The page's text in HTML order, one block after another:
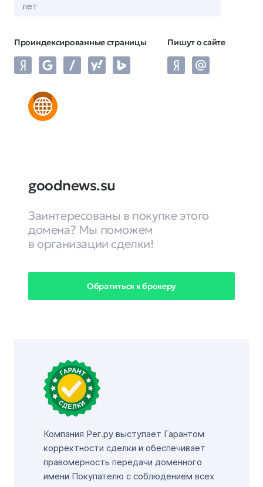
лет
Проиндексированные страницы Пишут о сайте
goodnews.su
Заинтересованы в покупке этого
домена? Мы поможем
в организации сделки!
Обратиться к брокеру
Компания Рег.ру выступает Гарантом
корректности сделки и обеспечивает
правомерность передачи доменного
имени Покупателю с соблюдением всех